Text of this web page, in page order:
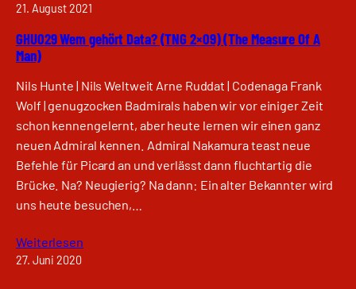
21. August 2021
GHU029 Wem gehört Data? (TNG 2×09) (The Measure Of A
Man)
Nils Hunte | Nils Weltweit Arne Ruddat | Codenaga Frank
Wolf | genugzocken Badmirals haben wir vor einiger Zeit
schon kennengelernt, aber heute lernen wir einen ganz
neuen Admiral kennen. Admiral Nakamura teast neue
Befehle für Picard an und verlässt dann fluchtartig die
Brücke. Na? Neugierig? Na dann: Ein alter Bekannter wird
uns heute besuchen,…
Weiterlesen
27. Juni 2020